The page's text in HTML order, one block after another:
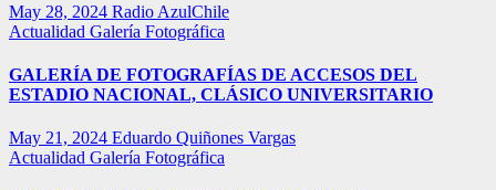
May 28, 2024 Radio AzulChile
Actualidad Galería Fotográfica
GALERÍA DE FOTOGRAFÍAS DE ACCESOS DEL
ESTADIO NACIONAL, CLÁSICO UNIVERSITARIO
May 21, 2024 Eduardo Quiñones Vargas
Actualidad Galería Fotográfica